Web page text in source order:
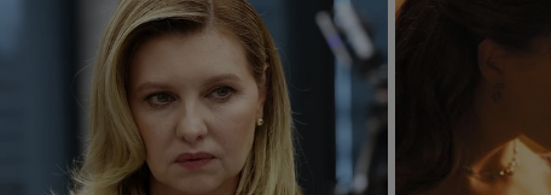
esconder o que realmente aconteceu em 2022... Porém, para o
isso foi documentado no livro"O Fantasma do Alvorada - A
best sellerno Brasil. Não perca tempo. Caso tenha
para adquirir essa obra:
https://www.conteudoconservador.com.br/products/o-